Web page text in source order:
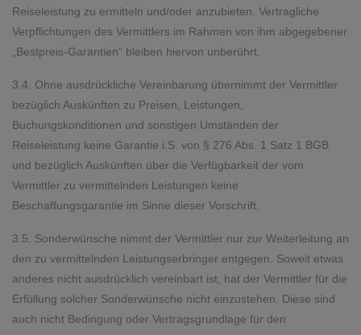
Reiseleistung zu ermitteln und/oder anzubieten. Vertragliche
Verpflichtungen des Vermittlers im Rahmen von ihm abgegebener
„Bestpreis-Garantien“ bleiben hiervon unberührt.
3.4. Ohne ausdrückliche Vereinbarung übernimmt der Vermittler
bezüglich Auskünften zu Preisen, Leistungen,
Buchungskonditionen und sonstigen Umständen der
Reiseleistung keine Garantie i.S. von § 276 Abs. 1 Satz 1 BGB
und bezüglich Auskünften über die Verfügbarkeit der vom
Vermittler zu vermittelnden Leistungen keine
Beschaffungsgarantie im Sinne dieser Vorschrift.
3.5. Sonderwünsche nimmt der Vermittler nur zur Weiterleitung an
den zu vermittelnden Leistungserbringer entgegen. Soweit etwas
anderes nicht ausdrücklich vereinbart ist, hat der Vermittler für die
Erfüllung solcher Sonderwünsche nicht einzustehen. Diese sind
auch nicht Bedingung oder Vertragsgrundlage für den